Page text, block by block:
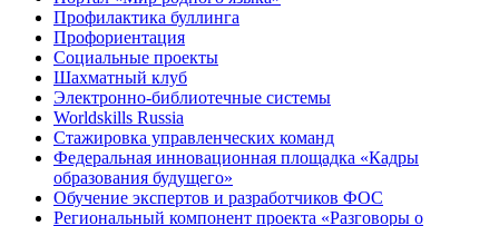
Профилактика буллинга
Профориентация
Социальные проекты
Шахматный клуб
Электронно-библиотечные системы
Worldskills Russia
Стажировка управленческих команд
Федеральная инновационная площадка «Кадры
образования будущего»
Обучение экспертов и разработчиков ФОС
Региональный компонент проекта «Разговоры о